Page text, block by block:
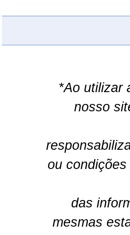
*Ao utilizar
nosso
ou
das
mesmas